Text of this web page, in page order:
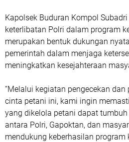
Kapolsek Buduran Kompol
keterlibatan Polri dalam program
merupakan bentuk dukungan
pemerintah dalam menjaga
meningkatkan kesejahteraan
“Melalui kegiatan pengecekan
cinta petani ini, kami ingin
yang dikelola petani dapat tumbuh
antara Polri, Gapoktan, dan
mendukung keberhasilan program